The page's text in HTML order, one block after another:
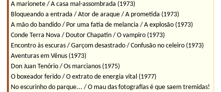
A marionete / A casa mal-assombrada (1973)
Bloqueando a entrada / Ator de araque / A prometida (1973)
A mão do bandido / Por uma fatia de melancia / A explosão (1973)
Conde Terra Nova / Doutor Chapatin / O vampiro (1973)
Encontro às escuras / Garçom desastrado / Confusão no celeiro (1973)
Aventuras em Vênus (1973)
Don Juan Tenório / Os marcianos (1975)
O boxeador ferido / O extrato de energia vital (1977)
No escurinho do parque... / O mau das fotografias é que saem tremidas!